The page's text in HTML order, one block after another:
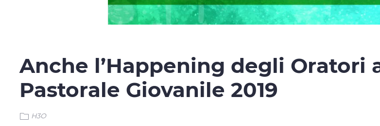
Anche l’Happening degli Oratori
Pastorale Giovanile 2019
H3O